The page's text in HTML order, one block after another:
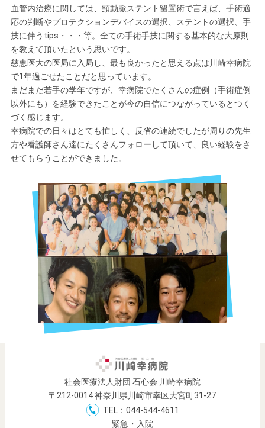
血管内治療に関しては、頸動脈ステント留置術で言えば、手術適
応の判断やプロテクションデバイスの選択、ステントの選択、手
技に伴うtips・・・等。全ての手術手技に関する基本的な大原則
を教えて頂いたという思いです。
慈恵医大の医局に入局し、最も良かったと思える点は川崎幸病院
で1年過ごせたことだと思っています。
まだまだ若手の学年ですが、幸病院でたくさんの症例（手術症例
以外にも）を経験できたことが今の自信につながっているとつく
づく感じます。
幸病院での日々はとても忙しく、反省の連続でしたが周りの先生
方や看護師さん達にたくさんフォローして頂いて、良い経験をさ
せてもらうことができました。
社会医療法人財団 石心会 川崎幸病院
〒212-0014 神奈川県川崎市幸区大宮町31-27
TEL：044-544-4611
緊急・入院